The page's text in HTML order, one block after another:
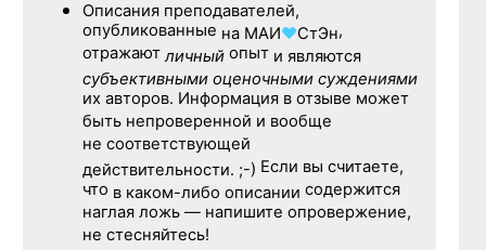
Описания преподавателей,
опубликованные на МАИ♥СтЭн,
отражаютличный опыт и являются
субъективными оценочными суждениями
их авторов. Информация в отзыве может
быть непроверенной и вообще
не соответствующей
действительности. ;-) Если вы считаете,
что в каком-либо описании содержится
наглая ложь — напишите опровержение,
не стесняйтесь!